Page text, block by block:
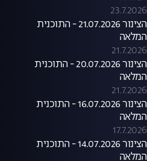
23.7.2026
הצינור 21.07.2026 - התוכנית
המלאה
21.7.2026
הצינור 20.07.2026 - התוכנית
המלאה
21.7.2026
הצינור 16.07.2026 - התוכנית
המלאה
17.7.2026
הצינור 14.07.2026 - התוכנית
המלאה